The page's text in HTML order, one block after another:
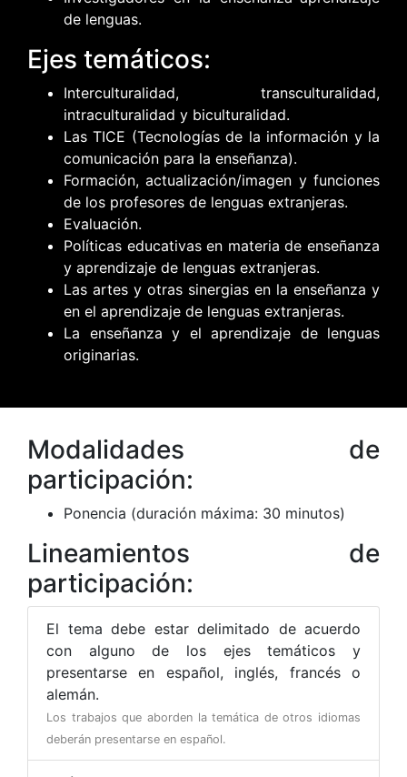
de lenguas.
Ejes temáticos:
Interculturalidad, transculturalidad,
intraculturalidad y biculturalidad.
Las TICE (Tecnologías de la información y la
comunicación para la enseñanza).
Formación, actualización/imagen y funciones
de los profesores de lenguas extranjeras.
Evaluación.
Políticas educativas en materia de enseñanza
y aprendizaje de lenguas extranjeras.
Las artes y otras sinergias en la enseñanza y
en el aprendizaje de lenguas extranjeras.
La enseñanza y el aprendizaje de lenguas
originarias.
Modalidades de
participación:
Ponencia (duración máxima: 30 minutos)
Lineamientos de
participación:
El tema debe estar delimitado de acuerdo
con alguno de los ejes temáticos y
presentarse en español, inglés, francés o
alemán.
Los trabajos que aborden la temática de otros idiomas
deberán presentarse en español.